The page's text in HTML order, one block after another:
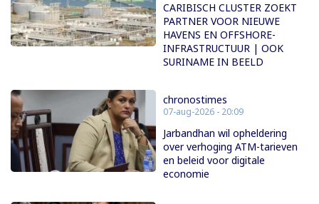
CARIBISCH CLUSTER ZOEKT
PARTNER VOOR NIEUWE
HAVENS EN OFFSHORE-
INFRASTRUCTUUR | OOK
SURINAME IN BEELD
chronostimes
07-aug-2026 - 20:09
Jarbandhan wil opheldering
over verhoging ATM-tarieven
en beleid voor digitale
economie